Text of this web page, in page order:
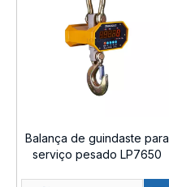
Balança de guindaste para
serviço pesado LP7650